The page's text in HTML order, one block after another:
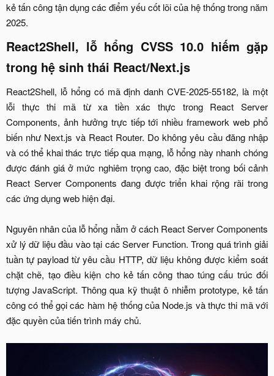
kẻ tấn công tận dụng các điểm yếu cốt lõi của hệ thống trong năm
2025.​
React2Shell, lỗ hổng CVSS 10.0 hiếm gặp
trong hệ sinh thái React/Next.js​
React2Shell, lỗ hổng có mã định danh CVE-2025-55182, là một
lỗi thực thi mã từ xa tiền xác thực trong React Server
Components, ảnh hưởng trực tiếp tới nhiều framework web phổ
biến như Next.js và React Router. Do không yêu cầu đăng nhập
và có thể khai thác trực tiếp qua mạng, lỗ hổng này nhanh chóng
được đánh giá ở mức nghiêm trọng cao, đặc biệt trong bối cảnh
React Server Components đang được triển khai rộng rãi trong
các ứng dụng web hiện đại.
Nguyên nhân của lỗ hổng nằm ở cách React Server Components
xử lý dữ liệu đầu vào tại các Server Function. Trong quá trình giải
tuần tự payload từ yêu cầu HTTP, dữ liệu không được kiểm soát
chặt chẽ, tạo điều kiện cho kẻ tấn công thao túng cấu trúc đối
tượng JavaScript. Thông qua kỹ thuật ô nhiễm prototype, kẻ tấn
công có thể gọi các hàm hệ thống của Node.js và thực thi mã với
đặc quyền của tiến trình máy chủ.